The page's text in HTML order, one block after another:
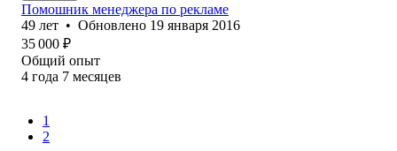
Помошник менеджера по рекламе
49 лет • Обновлено 19 января 2016
35 000 ₽
Общий опыт
4 года 7 месяцев
1
2